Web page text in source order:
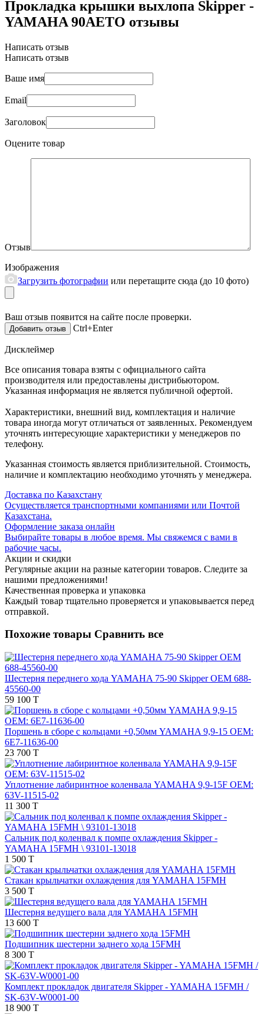
Прокладка крышки выхлопа Skipper -
YAMAHA 90AETO отзывы
Написать отзыв
Написать отзыв
Ваше имя
Email
Заголовок
Оцените товар
Отзыв
Изображения
Загрузить фотографии или перетащите сюда (до 10 фото)
Ваш отзыв появится на сайте после проверки.
Ctrl+Enter
Дисклеймер
Все описания товара взяты с официального сайта
производителя или предоставлены дистрибьютором.
Указанная информация не является публичной офертой.
Характеристики, внешний вид, комплектация и наличие
товара иногда могут отличаться от заявленных. Рекомендуем
уточнять интересующие характеристики у менеджеров по
телефону.
Указанная стоимость является приблизительной. Стоимость,
наличие и комплектацию необходимо уточнять у менеджера.
Доставка по Казахстану
Осуществляется транспортными компаниями или Почтой
Казахстана.
Оформление заказа онлайн
Выбирайте товары в любое время. Мы свяжемся с вами в
рабочие часы.
Акции и скидки
Регулярные акции на разные категории товаров. Следите за
нашими предложениями!
Качественная проверка и упаковка
Каждый товар тщательно проверяется и упаковывается перед
отправкой.
Похожие товары Сравнить все
Шестерня переднего хода YAMAHA 75-90 Skipper OEM 688-
45560-00
59 100 T
Поршень в сборе с кольцами +0,50мм YAMAHA 9,9-15 OEM:
6E7-11636-00
23 700 T
Уплотнение лабиринтное коленвала YAMAHA 9,9-15F OEM:
63V-11515-02
11 300 T
Сальник под коленвал к помпе охлаждения Skipper -
YAMAHA 15FMH \ 93101-13018
1 500 T
Стакан крыльчатки охлаждения для YAMAHA 15FMH
3 500 T
Шестерня ведущего вала для YAMAHA 15FMH
13 600 T
Подшипник шестерни заднего хода 15FMH
8 300 T
Комплект прокладок двигателя Skipper - YAMAHA 15FMH /
SK-63V-W0001-00
18 900 T